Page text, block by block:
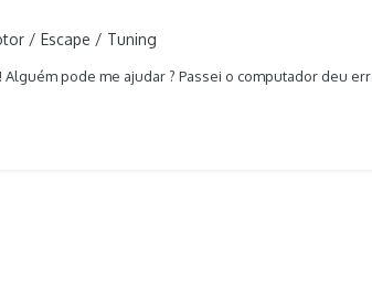
/ Escape / Tuning
Alguém pode me ajudar ? Passei o computador deu